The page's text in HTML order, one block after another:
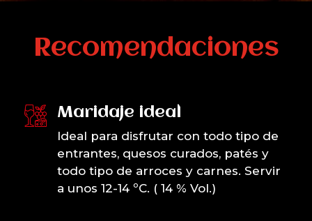
Recomendaciones
Maridaje ideal
Ideal para disfrutar con todo tipo de
entrantes, quesos curados, patés y
todo tipo de arroces y carnes. Servir
a unos 12-14 ºC. ( 14 % Vol.)